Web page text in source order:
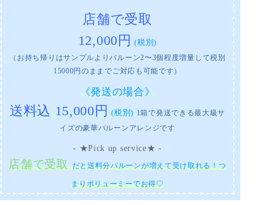
店舗で受取
12,000円
(税別)
（お持ち帰りはサンプルよりバルーン2〜3個程度増量して税別
15000円のままでご対応も可能です）
《発送の場合》
送料込 15,000円 (税別) 1箱で発送できる最大級サ
イズの豪華バルーンアレンジです
- ★Pick up service★ -
店舗で受取 だと送料分バルーンが増えて受け取れる！つ
まりボリューミーでお得♡